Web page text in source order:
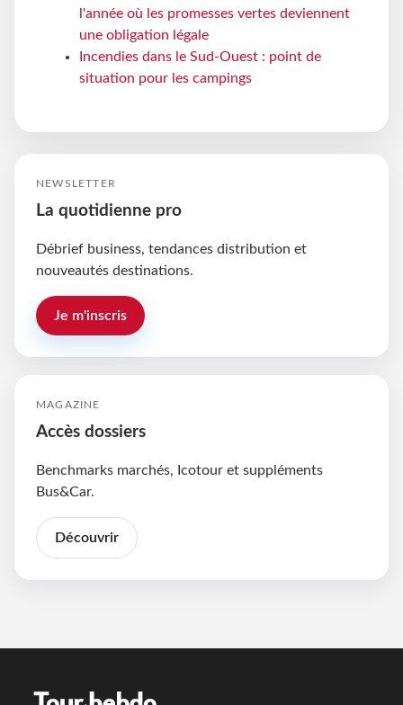
l'année où les promesses vertes deviennent
une obligation légale
Incendies dans le Sud-Ouest : point de
situation pour les campings
NEWSLETTER
La quotidienne pro
Débrief business, tendances distribution et
nouveautés destinations.
Je m'inscris
MAGAZINE
Accès dossiers
Benchmarks marchés, Icotour et suppléments
Bus&Car.
Découvrir